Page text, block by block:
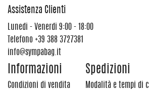
Assistenza Clienti
Lunedi - Venerdi 9:00 - 18:00
Telefono +39 388 3727381
info@sympabag.it
Informazioni
Condizioni di vendita
Spedizioni
Modalità e tempi di